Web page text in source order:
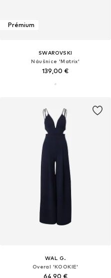
Prémium
SWAROVSKI
Náušnice 'Matrix'
139,00 €
WAL G.
Overal 'KOOKIE'
64,90 €